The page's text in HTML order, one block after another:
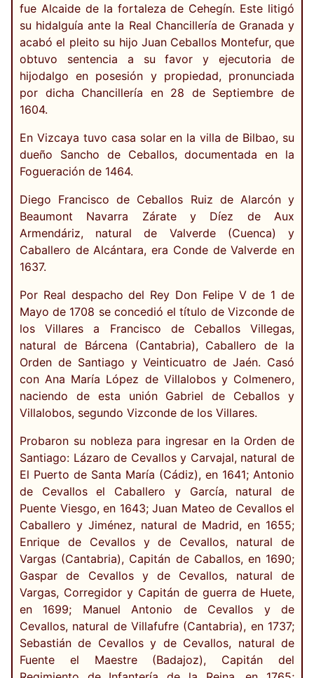
fue Alcaide de la fortaleza de Cehegín. Este litigó
su hidalguía ante la Real Chancillería de Granada y
acabó el pleito su hijo Juan Ceballos Montefur, que
obtuvo sentencia a su favor y ejecutoria de
hijodalgo en posesión y propiedad, pronunciada
por dicha Chancillería en 28 de Septiembre de
1604.
En Vizcaya tuvo casa solar en la villa de Bilbao, su
dueño Sancho de Ceballos, documentada en la
Fogueración de 1464.
Diego Francisco de Ceballos Ruiz de Alarcón y
Beaumont Navarra Zárate y Díez de Aux
Armendáriz, natural de Valverde (Cuenca) y
Caballero de Alcántara, era Conde de Valverde en
1637.
Por Real despacho del Rey Don Felipe V de 1 de
Mayo de 1708 se concedió el título de Vizconde de
los Villares a Francisco de Ceballos Villegas,
natural de Bárcena (Cantabria), Caballero de la
Orden de Santiago y Veinticuatro de Jaén. Casó
con Ana María López de Villalobos y Colmenero,
naciendo de esta unión Gabriel de Ceballos y
Villalobos, segundo Vizconde de los Villares.
Probaron su nobleza para ingresar en la Orden de
Santiago: Lázaro de Cevallos y Carvajal, natural de
El Puerto de Santa María (Cádiz), en 1641; Antonio
de Cevallos el Caballero y García, natural de
Puente Viesgo, en 1643; Juan Mateo de Cevallos el
Caballero y Jiménez, natural de Madrid, en 1655;
Enrique de Cevallos y de Cevallos, natural de
Vargas (Cantabria), Capitán de Caballos, en 1690;
Gaspar de Cevallos y de Cevallos, natural de
Vargas, Corregidor y Capitán de guerra de Huete,
en 1699; Manuel Antonio de Cevallos y de
Cevallos, natural de Villafufre (Cantabria), en 1737;
Sebastián de Cevallos y de Cevallos, natural de
Fuente el Maestre (Badajoz), Capitán del